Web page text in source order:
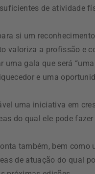
de atividade
si um
valoriza a profissão e
uma gala que será
e uma
uma iniciativa em
do qual ele pode fazer
também, bem
de atuação do qual